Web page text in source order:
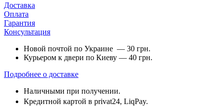
Доставка
Оплата
Гарантия
Консультация
Новой почтой по Украине — 30 грн.
Курьером к двери по Киеву — 40 грн.
Подробнее о доставке
Наличными при получении.
Кредитной картой в privat24, LiqPay.